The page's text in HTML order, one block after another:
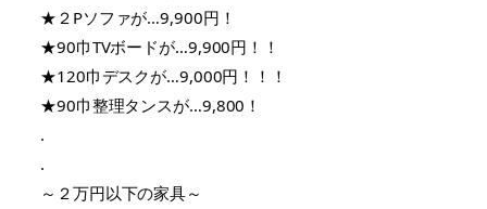
★２Pソファが…9,900円！
★90巾TVボードが…9,900円！！
★120巾デスクが…9,000円！！！
★90巾整理タンスが…9,800！
.
.
～２万円以下の家具～